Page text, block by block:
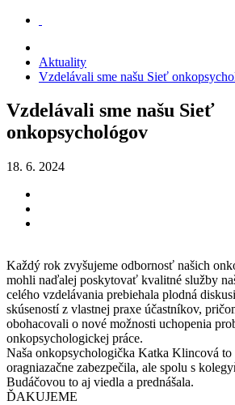
Aktuality
Vzdelávali sme našu Sieť
Vzdelávali sme našu Sieť
onkopsychológov
18. 6. 2024
Každý rok zvyšujeme odbornosť našich
mohli naďalej poskytovať kvalitné služby
celého vzdelávania prebiehala plodná
skúseností z vlastnej praxe účastníkov,
obohacovali o nové možnosti uchopenia
onkopsychologickej práce.
Naša onkopsychologička Katka Klincová to
oragniazačne zabezpečila, ale spolu s
Budáčovou to aj viedla a prednášala.
ĎAKUJEME